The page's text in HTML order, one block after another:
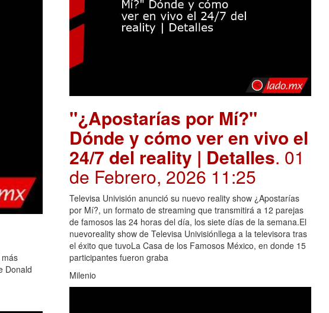
Donald
"¿Apostarías por Mí?"
Dónde y cómo ver en vivo el
24/7 del reality | Detalles. 01
de Febrero, 2026 11:25
Televisa Univisión anunció su nuevo reality show ¿Apostarías
por Mí?, un formato de streaming que transmitirá a 12 parejas
de famosos las 24 horas del día, los siete días de la semana.El
nuevoreality show de Televisa Univisiónllega a la televisora tras
el éxito que tuvoLa Casa de los Famosos México, en donde 15
participantes fueron graba
Milenio